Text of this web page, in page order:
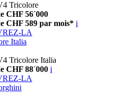
Tricolore
CHF 56´000
CHF 589 par mois* i
LA
Italia
Tricolore Italia
CHF 88´000 i
LA